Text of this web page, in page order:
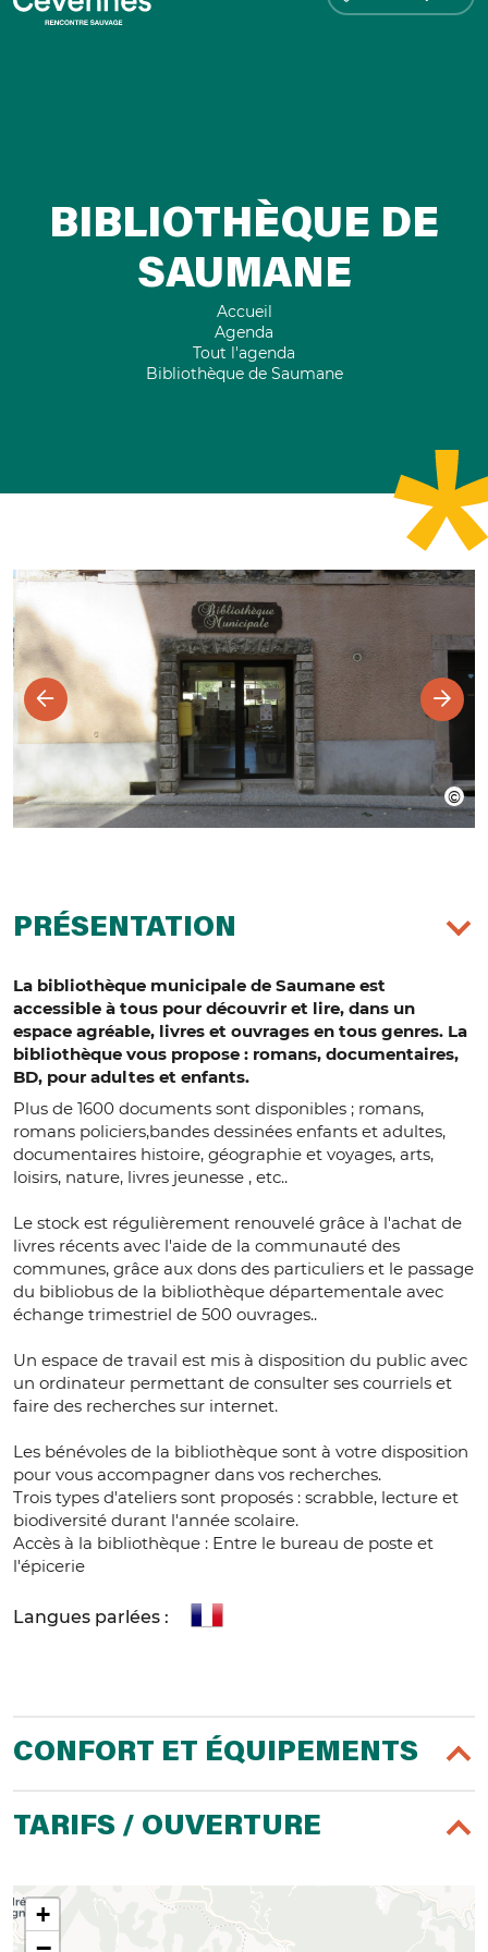
BIBLIOTHÈQUE DE
SAUMANE
Accueil
Agenda
Tout l'agenda
Bibliothèque de Saumane
PRÉSENTATION
La bibliothèque municipale de Saumane est
accessible à tous pour découvrir et lire, dans un
espace agréable, livres et ouvrages en tous genres. La
bibliothèque vous propose : romans, documentaires,
BD, pour adultes et enfants.
Plus de 1600 documents sont disponibles ; romans,
romans policiers,bandes dessinées enfants et adultes,
documentaires histoire, géographie et voyages, arts,
loisirs, nature, livres jeunesse , etc..
Le stock est régulièrement renouvelé grâce à l'achat de
livres récents avec l'aide de la communauté des
communes, grâce aux dons des particuliers et le passage
du bibliobus de la bibliothèque départementale avec
échange trimestriel de 500 ouvrages..
Un espace de travail est mis à disposition du public avec
un ordinateur permettant de consulter ses courriels et
faire des recherches sur internet.
Les bénévoles de la bibliothèque sont à votre disposition
pour vous accompagner dans vos recherches.
Trois types d'ateliers sont proposés : scrabble, lecture et
biodiversité durant l'année scolaire.
Accès à la bibliothèque : Entre le bureau de poste et
l'épicerie
Langues parlées :
CONFORT ET ÉQUIPEMENTS
TARIFS / OUVERTURE
+